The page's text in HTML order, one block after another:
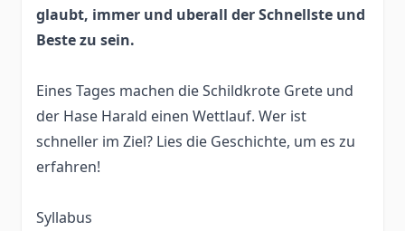
glaubt, immer und uberall der Schnellste und
Beste zu sein.
Eines Tages machen die Schildkrote Grete und
der Hase Harald einen Wettlauf. Wer ist
schneller im Ziel? Lies die Geschichte, um es zu
erfahren!
Syllabus